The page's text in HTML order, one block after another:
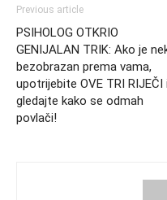
Previous article
PSIHOLOG OTKRIO
GENIJALAN TRIK: Ako je
bezobrazan prema vama,
upotrijebite OVE TRI RIJEČI i
gledajte kako se odmah
povlači!